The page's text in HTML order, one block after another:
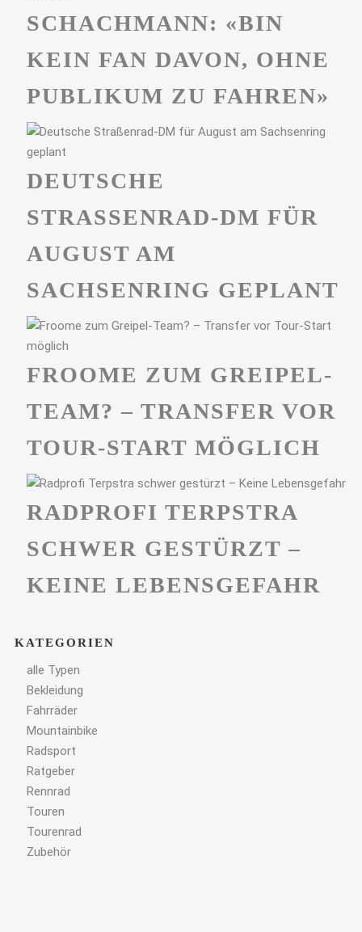
SCHACHMANN: «BIN
KEIN FAN DAVON, OHNE
PUBLIKUM ZU FAHREN»
DEUTSCHE
STRASSENRAD-DM FÜR A
UGUST AM S
ACHSENRING GEPLANT
FROOME ZUM GREIPEL-
TEAM? – TRANSFER VOR
TOUR-START MÖGLICH
RADPROFI TERPSTRA
SCHWER GESTÜRZT –
KEINE LEBENSGEFAHR
KATEGORIEN
alle Typen
Bekleidung
Fahrräder
Mountainbike
Radsport
Ratgeber
Rennrad
Touren
Tourenrad
Zubehör